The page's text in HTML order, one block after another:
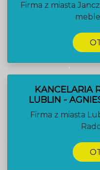
Firma z miasta
KANCELARIA
LUBLIN -
Firma z miasta